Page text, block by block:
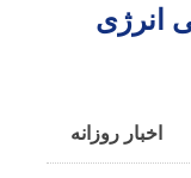
انرژی
اخبار روزانه